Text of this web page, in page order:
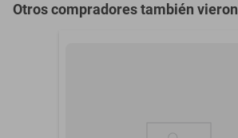
Otros compradores también vieron